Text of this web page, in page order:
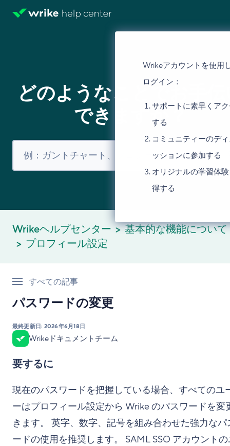
Wrikeアカウントを使用
ログイン：
サポートに素早くア
する
コミュニティーのデ
ッションに参加する
オリジナルの学習体
得する
どのようなことでお手
できますか？
Wrikeヘルプセンター
基本的な機能について
プロフィール設定
すべての記事
パスワードの変更
最終更新日: 2026年6月18日
Wrikeドキュメントチーム
要するに
現在のパスワードを把握している場合、すべてのユ
ーはプロフィール設定から Wrike のパスワードを変
きます。 英字、数字、記号を組み合わせた強力なパ
ードの使用を推奨します。 SAML SSO アカウント